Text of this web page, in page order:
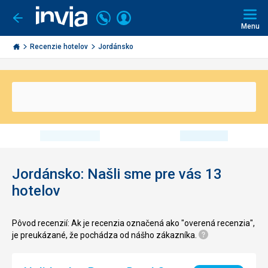
Ísť
späť
Invia.sk
Volajte
+421
2
3221
Prihlásiť
Menu
Recenzie hotelov Jordánsko
Jordánsko: Našli sme pre vás 13
hotelov
Pôvod recenzií: Ak je recenzia označená ako "overená recenzia",
je preukázané, že pochádza od nášho zákazníka.